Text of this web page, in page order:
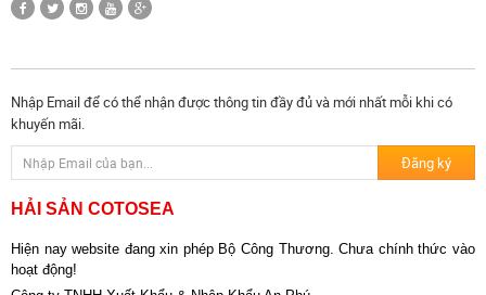
Nhập Email để có thể nhận được thông tin đầy đủ và mới nhất mỗi khi có
khuyến mãi.
HẢI SẢN COTOSEA
Hiện nay website đang xin phép Bộ Công Thương. Chưa chính thức vào
hoạt động!